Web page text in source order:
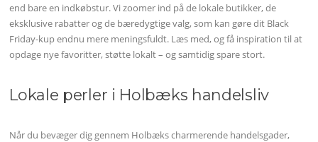
end bare en indkøbstur. Vi zoomer ind på de lokale butikker, de
eksklusive rabatter og de bæredygtige valg, som kan gøre dit Black
Friday-kup endnu mere meningsfuldt. Læs med, og få inspiration til at
opdage nye favoritter, støtte lokalt – og samtidig spare stort.
Lokale perler i Holbæks handelsliv
Når du bevæger dig gennem Holbæks charmerende handelsgader,